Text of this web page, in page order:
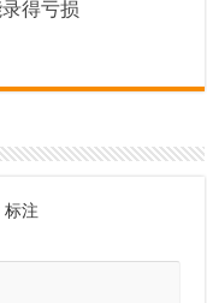
得亏损
标注